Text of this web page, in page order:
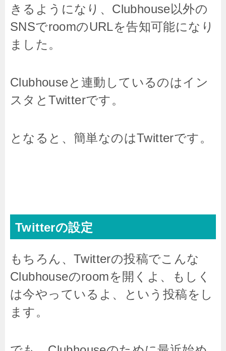
きるようになり、Clubhouse以外の
SNSでroomのURLを告知可能になり
ました。
Clubhouseと連動しているのはイン
スタとTwitterです。
となると、簡単なのはTwitterです。
Twitterの設定
もちろん、Twitterの投稿でこんな
Clubhouseのroomを開くよ、もしく
は今やっているよ、という投稿をし
ます。